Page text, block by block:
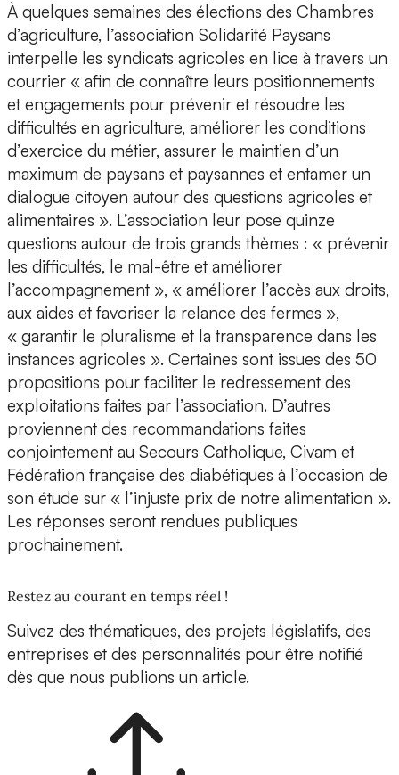
À quelques semaines des élections des Chambres
d’agriculture, l’association Solidarité Paysans
interpelle les syndicats agricoles en lice à travers un
courrier « afin de connaître leurs positionnements
et engagements pour prévenir et résoudre les
difficultés en agriculture, améliorer les conditions
d’exercice du métier, assurer le maintien d’un
maximum de paysans et paysannes et entamer un
dialogue citoyen autour des questions agricoles et
alimentaires ». L’association leur pose quinze
questions autour de trois grands thèmes : « prévenir
les difficultés, le mal-être et améliorer
l’accompagnement », « améliorer l’accès aux droits,
aux aides et favoriser la relance des fermes »,
« garantir le pluralisme et la transparence dans les
instances agricoles ». Certaines sont issues des 50
propositions pour faciliter le redressement des
exploitations faites par l’association. D’autres
proviennent des recommandations faites
conjointement au Secours Catholique, Civam et
Fédération française des diabétiques à l’occasion de
son étude sur « l’injuste prix de notre alimentation ».
Les réponses seront rendues publiques
prochainement.
Restez au courant en temps réel !
Suivez des thématiques, des projets législatifs, des
entreprises et des personnalités pour être notifié
dès que nous publions un article.